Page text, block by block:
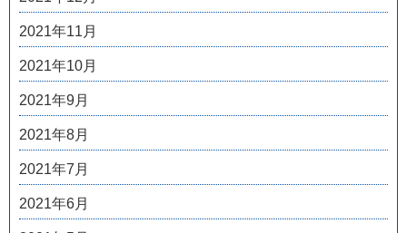
2021年11月
2021年10月
2021年9月
2021年8月
2021年7月
2021年6月